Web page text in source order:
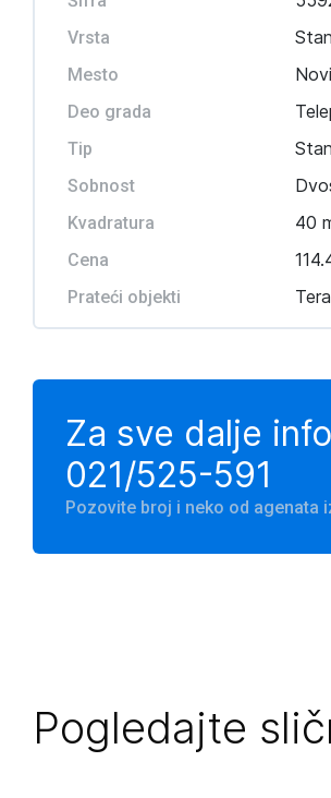
Vrsta
Mesto
Deo grada
Tip
Sobnost
Kvadratura 40
Cena
Prateći objekti
Za sve dalje
021/525-591
Pozovite broj i neko od agenata
Pogledajte